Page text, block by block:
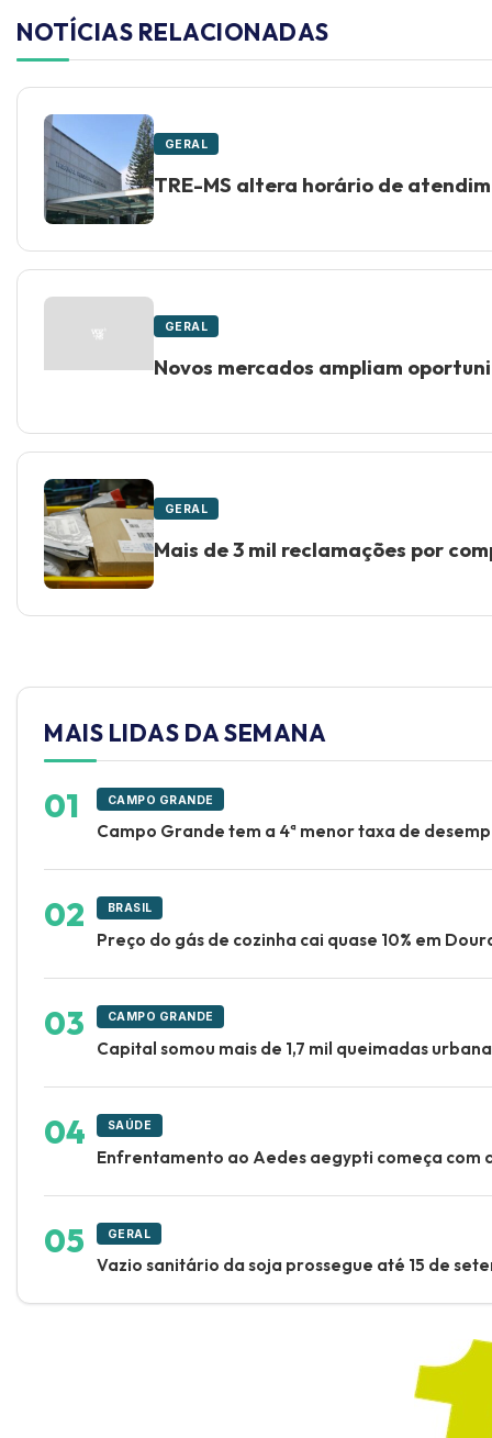
NOTÍCIAS RELACIONADAS
GERAL
TRE-MS altera horário de
GERAL
Novos mercados ampliam
GERAL
Mais de 3 mil reclamações por
MAIS LIDAS DA SEMANA
CAMPO GRANDE
Campo Grande tem a 4ª menor taxa de
BRASIL
Preço do gás de cozinha cai quase 10% em
CAMPO GRANDE
Capital somou mais de 1,7 mil queimadas
SAÚDE
Enfrentamento ao Aedes aegypti começa com
GERAL
Vazio sanitário da soja prossegue até 15 de